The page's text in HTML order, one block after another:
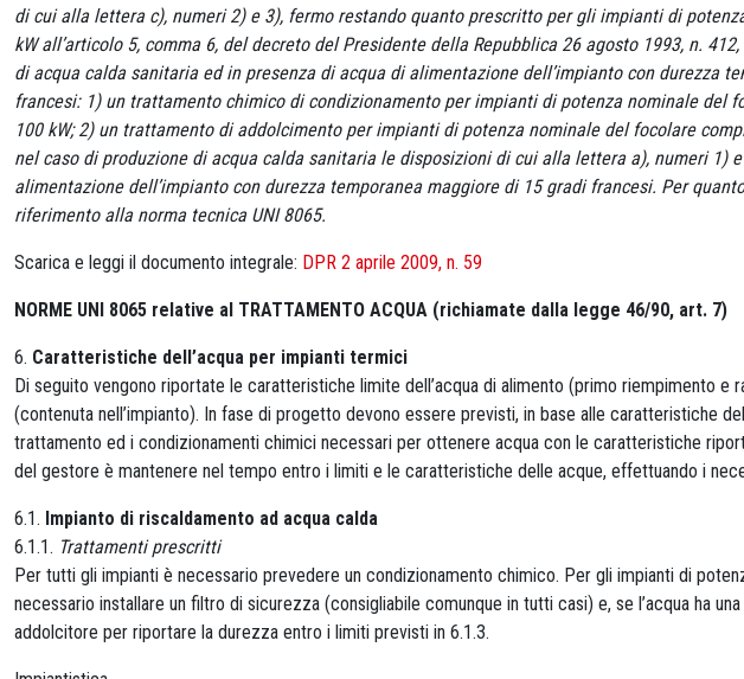
di cui alla lettera c), numeri 2) e 3), fermo restando quanto prescritto per gli impianti di
kW all’articolo 5, comma 6, del decreto del Presidente della Repubblica 26 agosto 1993, n.
di acqua calda sanitaria ed in presenza di acqua di alimentazione dell’impianto con durezza
francesi: 1) un trattamento chimico di condizionamento per impianti di potenza nominale del
100 kW; 2) un trattamento di addolcimento per impianti di potenza nominale del focolare
nel caso di produzione di acqua calda sanitaria le disposizioni di cui alla lettera a), numeri 1)
alimentazione dell’impianto con durezza temporanea maggiore di 15 gradi francesi. Per
riferimento alla norma tecnica UNI 8065.
Scarica e leggi il documento integrale: DPR 2 aprile 2009, n. 59
NORME UNI 8065 relative al TRATTAMENTO ACQUA (richiamate dalla legge 46/90, art. 7)
6. Caratteristiche dell’acqua per impianti termici
Di seguito vengono riportate le caratteristiche limite dell’acqua di alimento (primo riempimento e
(contenuta nell’impianto). In fase di progetto devono essere previsti, in base alle caratteristiche
trattamento ed i condizionamenti chimici necessari per ottenere acqua con le caratteristiche
del gestore è mantenere nel tempo entro i limiti e le caratteristiche delle acque, effettuando i
6.1. Impianto di riscaldamento ad acqua calda
6.1.1. Trattamenti prescritti
Per tutti gli impianti è necessario prevedere un condizionamento chimico. Per gli impianti di
necessario installare un filtro di sicurezza (consigliabile comunque in tutti casi) e, se l’acqua ha
addolcitore per riportare la durezza entro i limiti previsti in 6.1.3.